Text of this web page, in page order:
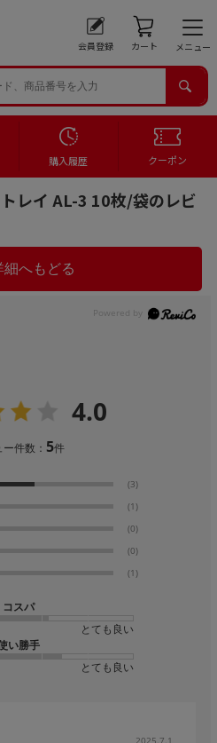
会員登録 カート メニュー
購入履歴 クーポン
レイ AL-3 10枚/袋のレビ
4.0
件数： 5件
(3)
(1)
(0)
(0)
(1)
コスパ
とても良い
い勝手
とても良い
2025.7.1